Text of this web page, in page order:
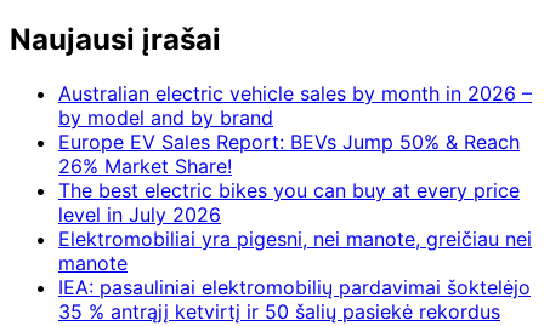
Naujausi įrašai
Australian electric vehicle sales by month in 2026 –
by model and by brand
Europe EV Sales Report: BEVs Jump 50% & Reach
26% Market Share!
The best electric bikes you can buy at every price
level in July 2026
Elektromobiliai yra pigesni, nei manote, greičiau nei
manote
IEA: pasauliniai elektromobilių pardavimai šoktelėjo
35 % antrąjį ketvirtį ir 50 šalių pasiekė rekordus